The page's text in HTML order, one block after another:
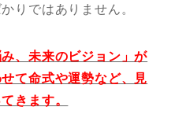
りではありません。
、未来のビジョン」が
て命式や運勢など、見
きます。